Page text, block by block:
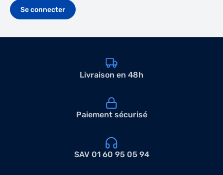
Se connecter
Livraison en 48h
Paiement sécurisé
SAV 01 60 95 05 94